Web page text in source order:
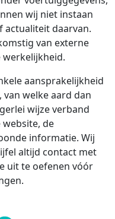
wij niet instaan
actualiteit daarvan.
van externe
werkelijkheid.
aansprakelijkheid
welke aard dan
wijze verband
de
informatie. Wij
altijd contact met
uit te oefenen vóór